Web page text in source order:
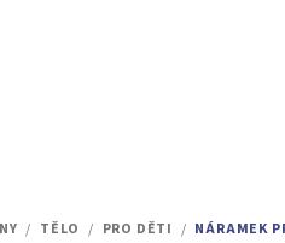
/ TĚLO / PRO DĚTI / NÁRAMEK